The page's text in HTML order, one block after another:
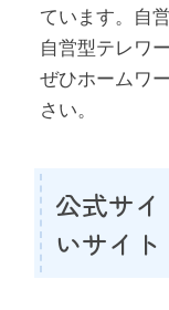
ています。自
自営型テレワ
ぜひホームワ
さい。
公式サ
いサイト